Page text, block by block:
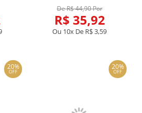
De R$ 44,90 Por
R$ 35,92
Ou 10x De R$ 3,59
20%
OFF
20%
OFF